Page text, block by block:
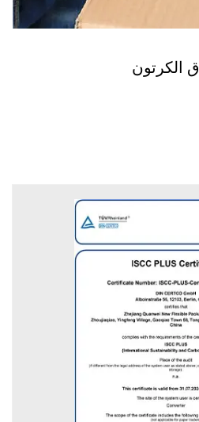
الكرتون